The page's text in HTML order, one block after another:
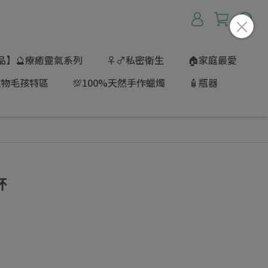
】🔮療癒靈氣系列 ♀♂私密衛生
🏠家庭最愛
毛孩特區
💯100%天然手作蠟燭 🧴瓶器